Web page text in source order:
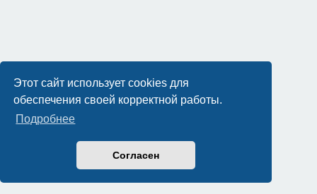
Этот сайт использует cookies для
обеспечения своей корректной работы.
Подробнее
Согласен